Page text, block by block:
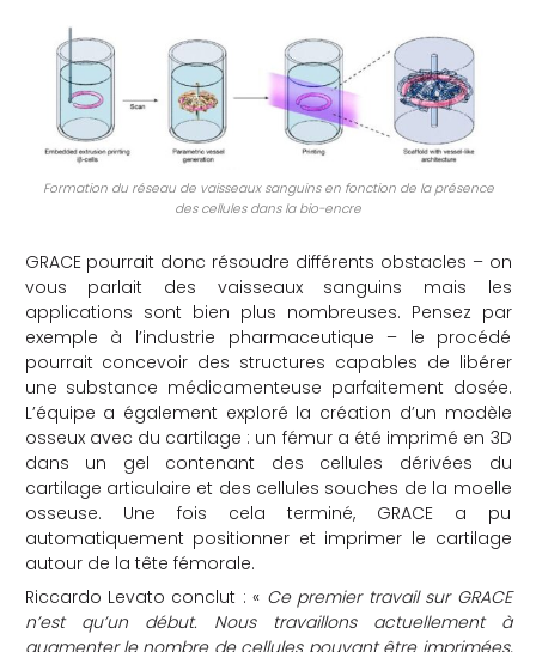
Formation du réseau de vaisseaux sanguins en fonction de la présence
des cellules dans la bio-encre
GRACE pourrait donc résoudre différents obstacles – on
vous parlait des vaisseaux sanguins mais les
applications sont bien plus nombreuses. Pensez par
exemple à l’industrie pharmaceutique – le procédé
pourrait concevoir des structures capables de libérer
une substance médicamenteuse parfaitement dosée.
L’équipe a également exploré la création d’un modèle
osseux avec du cartilage : un fémur a été imprimé en 3D
dans un gel contenant des cellules dérivées du
cartilage articulaire et des cellules souches de la moelle
osseuse. Une fois cela terminé, GRACE a pu
automatiquement positionner et imprimer le cartilage
autour de la tête fémorale.
Riccardo Levato conclut : « Ce premier travail sur GRACE
n’est qu’un début. Nous travaillons actuellement à
augmenter le nombre de cellules pouvant être imprimées,